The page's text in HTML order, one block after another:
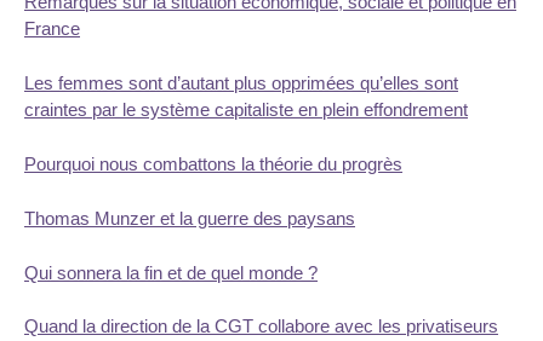
France
Les femmes sont d’autant plus opprimées qu’elles sont
craintes par le système capitaliste en plein effondrement
Pourquoi nous combattons la théorie du progrès
Thomas Munzer et la guerre des paysans
Qui sonnera la fin et de quel monde ?
Quand la direction de la CGT collabore avec les privatiseurs